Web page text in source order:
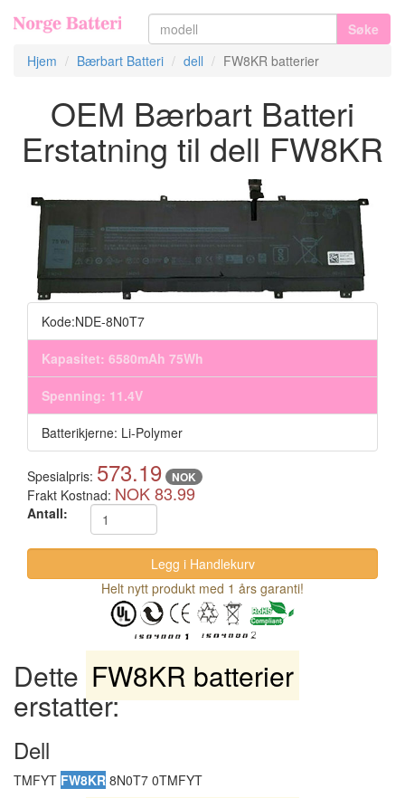
Søke
Hjem
Bærbart Batteri dell FW8KR batterier
OEM Bærbart Batteri
Erstatning til dell FW8KR
Kode:NDE-8N0T7
Kapasitet: 6580mAh 75Wh
Spenning: 11.4V
Batterikjerne: Li-Polymer
Spesialpris: 573.19 NOK
Frakt Kostnad: NOK 83.99
Antall:
Helt nytt produkt med 1 års garanti!
Dette FW8KR batterier
erstatter:
Dell
TMFYT FW8KR 8N0T7 0TMFYT